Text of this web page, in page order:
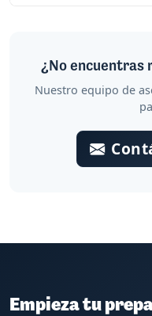
¿No encuentras
Nuestro equipo de
Empieza tu